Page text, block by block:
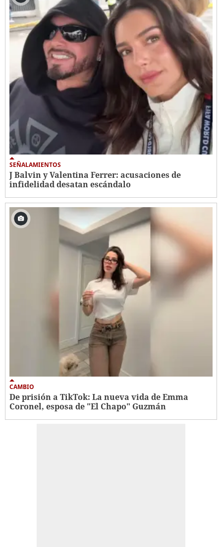
SEÑALAMIENTOS
J Balvin y Valentina Ferrer: acusaciones de
infidelidad desatan escándalo
CAMBIO
De prisión a TikTok: La nueva vida de Emma
Coronel, esposa de "El Chapo" Guzmán